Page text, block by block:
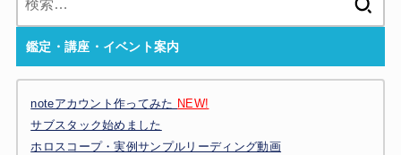
鑑定・講座・イベント案内
noteアカウント作ってみた NEW!
サブスタック始めました
ホロスコープ・実例サンプルリーディング動画